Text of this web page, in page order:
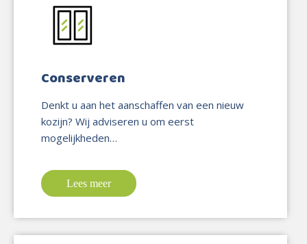
Conserveren
Denkt u aan het aanschaffen van een nieuw
kozijn? Wij adviseren u om eerst
mogelijkheden…
Lees meer